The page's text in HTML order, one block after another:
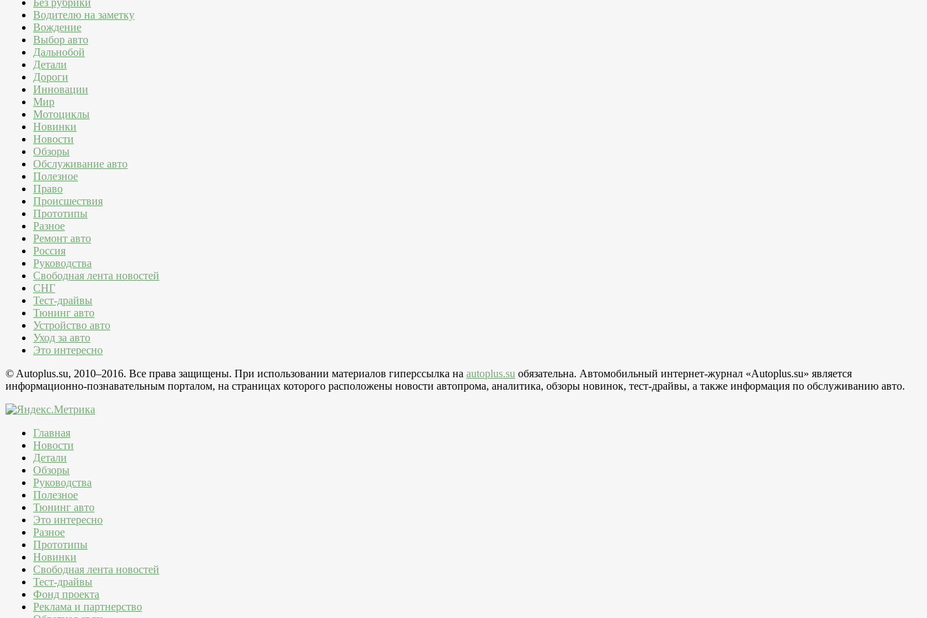
Водителю на заметку
Вождение
Выбор авто
Дальнобой
Детали
Дороги
Инновации
Мир
Мотоциклы
Новинки
Новости
Обзоры
Обслуживание авто
Полезное
Право
Происшествия
Прототипы
Разное
Ремонт авто
Россия
Руководства
Свободная лента новостей
СНГ
Тест-драйвы
Тюнинг авто
Устройство авто
Уход за авто
Это интересно
© Autoplus.su, 2010–2016. Все права защищены. При использовании материалов гиперссылка на autoplus.su обязательна. Автомобильный интернет-журнал «Autoplus.su» является
информационно-познавательным порталом, на страницах которого расположены новости автопрома, аналитика, обзоры новинок, тест-драйвы, а также информация по обслуживанию авто.
Главная
Новости
Детали
Обзоры
Руководства
Полезное
Тюнинг авто
Это интересно
Разное
Прототипы
Новинки
Свободная лента новостей
Тест-драйвы
Фонд проекта
Реклама и партнерство